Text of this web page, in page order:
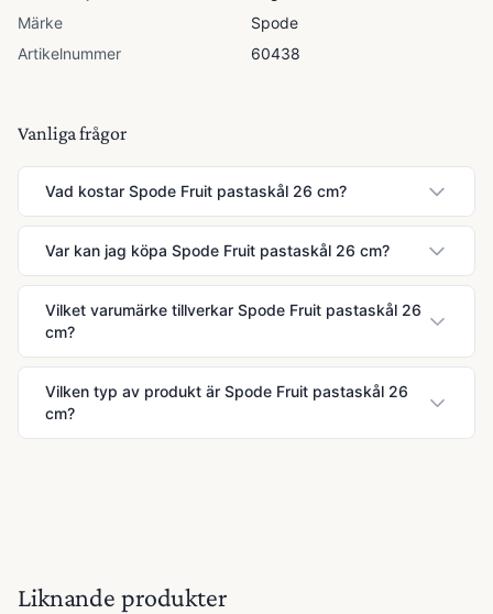
Märke
Spode
Artikelnummer
60438
Vanliga frågor
Vad kostar Spode Fruit pastaskål 26 cm?
Var kan jag köpa Spode Fruit pastaskål 26 cm?
Vilket varumärke tillverkar Spode Fruit pastaskål 26
cm?
Vilken typ av produkt är Spode Fruit pastaskål 26
cm?
Liknande produkter